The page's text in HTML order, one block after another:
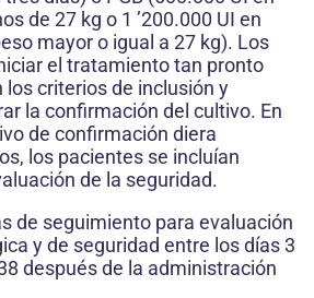
de 27 kg o 1 ’200.000 UI en
mayor o igual a 27 kg). Los
el tratamiento tan pronto
criterios de inclusión y
la confirmación del cultivo. En
de confirmación diera
los pacientes se incluían
de la seguridad.
de seguimiento para evaluación
y de seguridad entre los días 3
después de la administración